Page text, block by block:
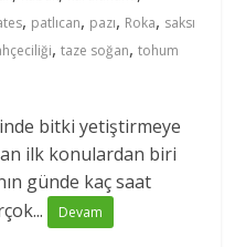
, patlıcan, pazı, Roka, saksı
,taze soğan,tohum
bitki yetiştirmeye
ilk konulardan biri
günde kaç saat
Devam